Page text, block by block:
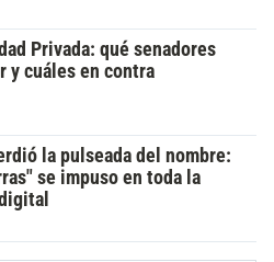
Privada: qué senadores
y cuáles en contra
la pulseada del nombre:
se impuso en toda la